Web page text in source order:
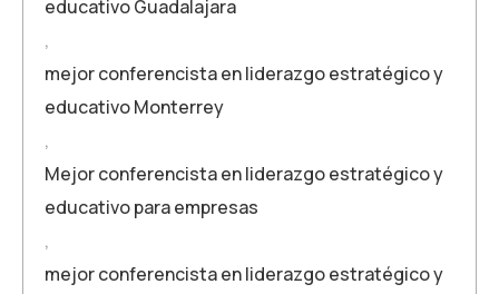
educativo Guadalajara
,
mejor conferencista en liderazgo estratégico y
educativo Monterrey
,
Mejor conferencista en liderazgo estratégico y
educativo para empresas
,
mejor conferencista en liderazgo estratégico y